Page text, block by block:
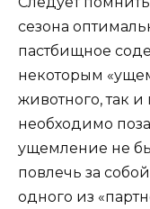
сезона
пастбищное
некоторым
животного, так
необходимо
ущемление не
повлечь за
одного из